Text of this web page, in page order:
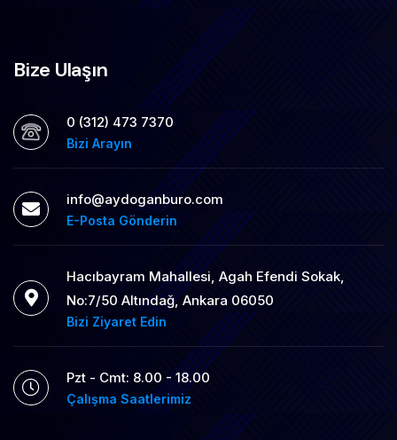
Bize Ulaşın
0 (312) 473 7370
Bizi Arayın
info@aydoganburo.com
E-Posta Gönderin
Hacıbayram Mahallesi, Agah Efendi Sokak,
No:7/50 Altındağ, Ankara 06050
Bizi Ziyaret Edin
Pzt - Cmt: 8.00 - 18.00
Çalışma Saatlerimiz